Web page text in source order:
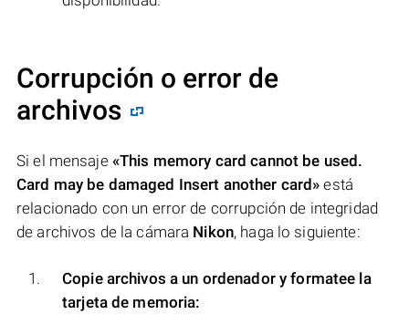
Corrupción o error de
archivos
Si el mensaje «This memory card cannot be used.
Card may be damaged Insert another card» está
relacionado con un error de corrupción de integridad
de archivos de la cámara Nikon, haga lo siguiente:
Copie archivos a un ordenador y formatee la
tarjeta de memoria: